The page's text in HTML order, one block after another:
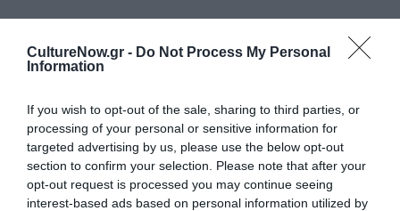
CultureNow.gr - Do Not Process My Personal
Information
If you wish to opt-out of the sale, sharing to third parties, or
processing of your personal or sensitive information for
targeted advertising by us, please use the below opt-out
section to confirm your selection. Please note that after your
opt-out request is processed you may continue seeing
interest-based ads based on personal information utilized by
Samuel Taylor. Παίζουν: James Stewart, Kim Novak,
Barbara Bel Geddes, Tom Helmore, Henry Jones.
Μουσική: Bernard Herrmann. Γλώσσα: Αγγλικά.
Έγχρωμο, 128΄
Αίθουσα ΤΖΟΝ ΚΑΣΣΑΒΕΤΗΣ
ΤΕΤΑΡΤΗ 8.2 | 20:30